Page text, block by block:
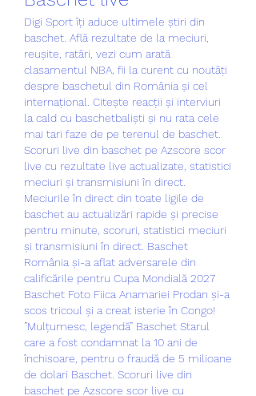
Digi Sport îți aduce ultimele știri din
baschet. Află rezultate de la meciuri,
reușite, ratări, vezi cum arată
clasamentul NBA, fii la curent cu noutăți
despre baschetul din România și cel
internațional. Citește reacții și interviuri
la cald cu baschetbaliști și nu rata cele
mai tari faze de pe terenul de baschet.
Scoruri live din baschet pe Azscore scor
live cu rezultate live actualizate, statistici
meciuri și transmisiuni în direct.
Meciurile în direct din toate ligile de
baschet au actualizări rapide și precise
pentru minute, scoruri, statistici meciuri
și transmisiuni în direct. Baschet
România și-a aflat adversarele din
calificările pentru Cupa Mondială 2027
Baschet Foto Fiica Anamariei Prodan și-a
scos tricoul și a creat isterie în Congo!
”Mulțumesc, legendă” Baschet Starul
care a fost condamnat la 10 ani de
închisoare, pentru o fraudă de 5 milioane
de dolari Baschet. Scoruri live din
baschet pe Azscore scor live cu